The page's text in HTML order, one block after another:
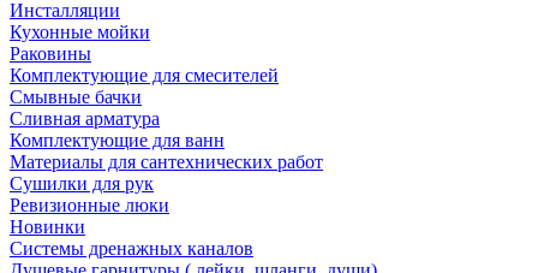
Инсталляции
Кухонные мойки
Раковины
Комплектующие для смесителей
Смывные бачки
Сливная арматура
Комплектующие для ванн
Материалы для сантехнических работ
Сушилки для рук
Ревизионные люки
Новинки
Системы дренажных каналов